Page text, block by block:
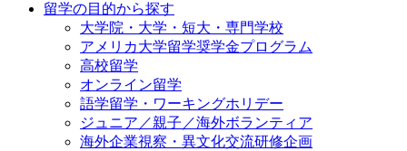
留学の目的から探す
大学院・大学・短大・専門学校
アメリカ大学留学奨学金プログラム
高校留学
オンライン留学
語学留学・ワーキングホリデー
ジュニア／親子／海外ボランティア
海外企業視察・異文化交流研修企画